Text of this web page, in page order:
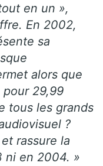
en un »,
En 2002,
sa
alors que
pour 29,99
tous les grands
?
rassure la
ni en 2004. »